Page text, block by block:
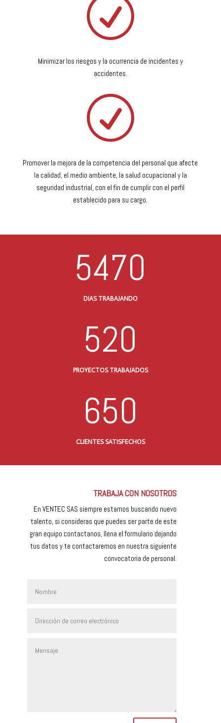
R
Minimizar los riesgos y la ocurrencia de incidentes y
accidentes.
R
Promover la mejora de la competencia del personal que afecte
la calidad, el medio ambiente, la salud ocupacional y la
seguridad industrial, con el fin de cumplir con el perfil
establecido para su cargo.
5470
DIAS TRABAJANDO
520
PROYECTOS TRABAJADOS
650
CLIENTES SATISFECHOS
TRABAJA CON NOSOTROS
En VENTEC SAS siempre estamos buscando nuevo
talento, si consideras que puedes ser parte de este
gran equipo contactanos, llena el formulario dejando
tus datos y te contactaremos en nuestra siguiente
convocatoria de personal.